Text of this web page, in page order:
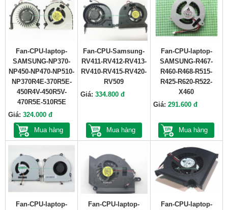
Fan-CPU-laptop-
SAMSUNG-NP370-
NP450-NP470-NP510-
NP370R4E-370R5E-
450R4V-450R5V-
470R5E-510R5E
Giá: 324.000 đ
Mua hàng
Fan-CPU-Samsung-
RV411-RV412-RV413-
RV410-RV415-RV420-
RV509
Giá:334.800 đ
Mua hàng
Fan-CPU-laptop-
SAMSUNG-R467-
R460-R468-R515-
R425-R620-R522-
X460
Giá: 291.600 đ
Mua hàng
Fan-CPU-laptop-
Fan-CPU-laptop-
Fan-CPU-laptop-